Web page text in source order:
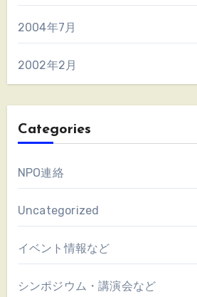
2004年7月
2002年2月
Categories
NPO連絡
Uncategorized
イベント情報など
シンポジウム・講演会など